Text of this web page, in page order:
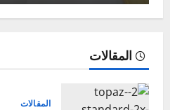
المقالات
المقالات